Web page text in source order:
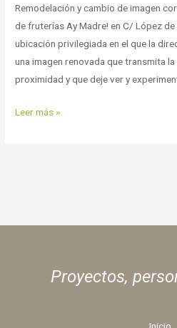
Remodelación y cambio de imagen
de fruterías Ay Madre! en C/ López de
ubicación privilegiada en el que la
una imagen renovada que transmita
proximidad y que deje ver y
Leer más »
Proyectos,
Inicio